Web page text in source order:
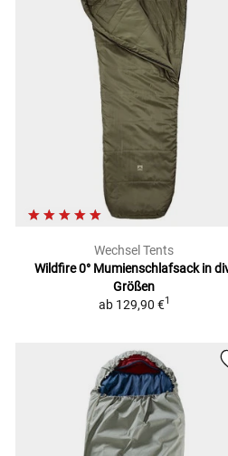
Wechsel Tents
Wildfire 0° Mumienschlafsack in
Größen
ab 129,90 €1